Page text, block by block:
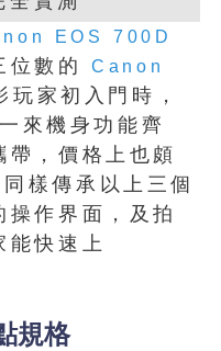
EOS 700D
位數的Canon
玩家初入門時，
來機身功能齊
帶，價格上也頗
同樣傳承以上三個
操作界面，及拍
能快速上
規格